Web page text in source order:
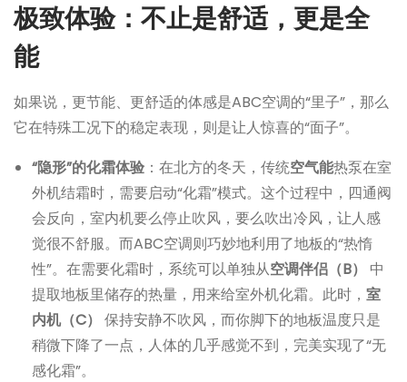
极致体验：不止是舒适，更是全
能
如果说，更节能、更舒适的体感是ABC空调的“里子”，那么
它在特殊工况下的稳定表现，则是让人惊喜的“面子”。
“隐形”的化霜体验 ：在北方的冬天，传统空气能热泵在室
外机结霜时，需要启动“化霜”模式。这个过程中，四通阀
会反向，室内机要么停止吹风，要么吹出冷风，让人感
觉很不舒服。而ABC空调则巧妙地利用了地板的“热惰
性”。在需要化霜时，系统可以单独从空调伴侣（B）
中
提取地板里储存的热量，用来给室外机化霜。此时， 室
内机（C） 保持安静不吹风，而你脚下的地板温度只是
稍微下降了一点，人体的几乎感觉不到，完美实现了“无
感化霜”。